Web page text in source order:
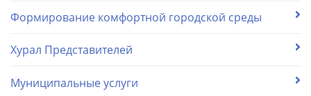
Формирование комфортной городской среды
Хурал Представителей
Муниципальные услуги